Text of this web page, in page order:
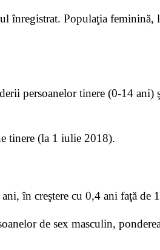
înregistrat. Populaţia feminină,
persoanelor tinere (0-14 ani)
tinere (la 1 iulie 2018).
în creştere cu 0,4 ani faţă de
de sex masculin,